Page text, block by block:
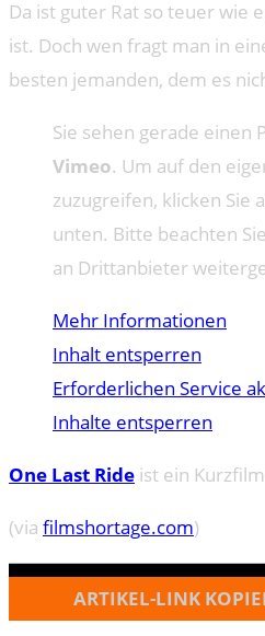
Da ist guter Rat so teuer wie
ist. Doch wen fragt man in
besten jemanden, dem es
Sie sehen gerade einen
Vimeo. Um auf den
zuzugreifen, klicken Sie
unten. Bitte beachten
an Drittanbieter
Mehr Informationen
Inhalt entsperren
Erforderlichen Service
Inhalte entsperren
One Last Ride ist ein
(via filmshortage.com)
ARTIKEL-LINK